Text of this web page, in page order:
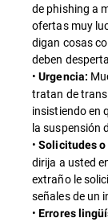
de phishing a
ofertas muy
digan cosas
deben
•Urgencia:
tratan de
insistiendo en
la suspensión
•Solicitudes
dirija a usted
extraño le
señales de un
•Errores